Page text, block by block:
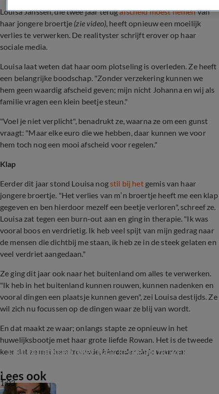
Louisa Janssen, die twee jaar terugafscheid moest nemenvan
haar jongere broertje (zie video), heeft opnieuw een moeilijk
verlies te verwerken. De realityster schrijft erover op haar
sociale media.
Louisa laat weten dat haar oom plotseling is overleden. Ze heeft
een belangrijke boodschap. "Zonder verzekering kunnen we
hem geen waardig afscheid geven; mijn nicht Johanna en wij als
familie vragen een klein beetje steun."
"Voel je niet verplicht", benadrukt ze, waarna ze om een gunst
vraagt: "Maar elke euro die we hebben, daar kunnen we voor
hem toch nog een mooi afscheid voor regelen."
Klap
Eerder dit jaar stond Louisa nogstil bij het gemis van haar
jongere broertje. "Het verlies van m’n broertje heeft me een klap
gegeven en ben hierdoor mezelf een beetje verloren", schreef ze.
Louisa zat tegen een burn-out aan en ging in therapie. "Ik was
vooral boos en verdrietig. Ik heb veel spijt van mijn gedrag naar
de mensen die dichtbij me staan, ik heb ze in de steek gelaten en
veel verdriet aangedaan."
Ze ging dit jaar ook naar het buitenland om alles te verwerken.
"Ik heb in het buitenland kunnen rouwen, kunnen nadenken en
vooral dingen een plaatsje kunnen geven", zei Louisa destijds. Ze
wil zich nu focussen op de dingen waar ze blij van wordt.
En dat maakt ze waar; onlangs stapte ze opnieuw in het
huwelijksbootje met haar grote liefde Rowan. Het is de tweede
keer dat ze met hem trouwde,hieronder zie je waarom:
1:03
Louisa Janssen over haar kerkelijk huwelijk
Lees ook